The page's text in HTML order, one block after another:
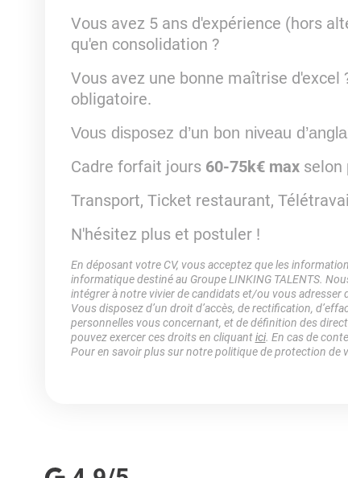
Vous avez 5 ans d'expérience (hors
qu'en consolidation ?
Vous avez une bonne maîtrise
obligatoire.
Vous disposez d’un bon niveau
Cadre forfait jours 60-75k€ max selon
Transport, Ticket restaurant,
N'hésitez plus et postuler !
En déposant votre CV, vous acceptez que les
informatique destiné au Groupe LINKING TALENTS.
intégrer à notre vivier de candidats et/ou vous adresser
Vous disposez d’un droit d’accès, de rectification,
personnelles vous concernant, et de définition des
pouvez exercer ces droits en cliquantici. En cas de
Pour en savoir plus sur notre politique de protection de